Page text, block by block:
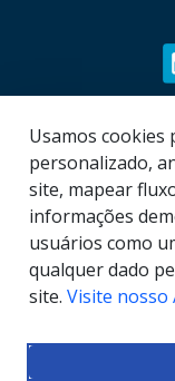
Usamos
personalizado,
site, mapear
informações
usuários como
qualquer dado
site. Visite nosso